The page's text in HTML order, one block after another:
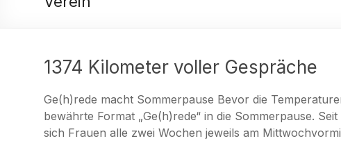
1374 Kilometer voller Gespräche
Ge(h)rede macht Sommerpause Bevor die
bewährte Format „Ge(h)rede“ in die Sommerpause.
sich Frauen alle zwei Wochen jeweils am